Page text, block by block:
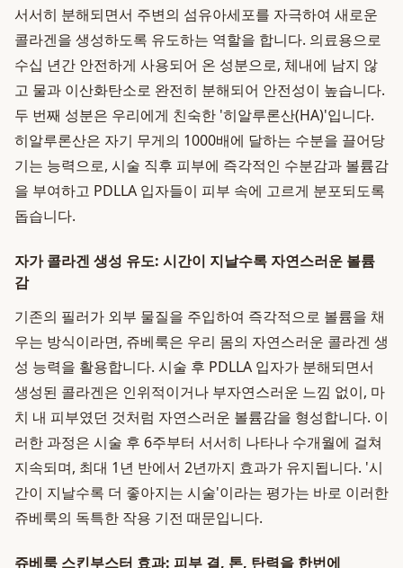
서서히 분해되면서 주변의 섬유아세포를 자극하여 새로운
콜라겐을 생성하도록 유도하는 역할을 합니다. 의료용으로
수십 년간 안전하게 사용되어 온 성분으로, 체내에 남지 않
고 물과 이산화탄소로 완전히 분해되어 안전성이 높습니다.
두 번째 성분은 우리에게 친숙한 '히알루론산(HA)'입니다.
히알루론산은 자기 무게의 1000배에 달하는 수분을 끌어당
기는 능력으로, 시술 직후 피부에 즉각적인 수분감과 볼륨감
을 부여하고 PDLLA 입자들이 피부 속에 고르게 분포되도록
돕습니다.
자가 콜라겐 생성 유도: 시간이 지날수록 자연스러운 볼륨
감
기존의 필러가 외부 물질을 주입하여 즉각적으로 볼륨을 채
우는 방식이라면, 쥬베룩은 우리 몸의 자연스러운 콜라겐 생
성 능력을 활용합니다. 시술 후 PDLLA 입자가 분해되면서
생성된 콜라겐은 인위적이거나 부자연스러운 느낌 없이, 마
치 내 피부였던 것처럼 자연스러운 볼륨감을 형성합니다. 이
러한 과정은 시술 후 6주부터 서서히 나타나 수개월에 걸쳐
지속되며, 최대 1년 반에서 2년까지 효과가 유지됩니다. '시
간이 지날수록 더 좋아지는 시술'이라는 평가는 바로 이러한
쥬베룩의 독특한 작용 기전 때문입니다.
쥬베룩 스킨부스터 효과: 피부 결, 톤, 탄력을 한번에